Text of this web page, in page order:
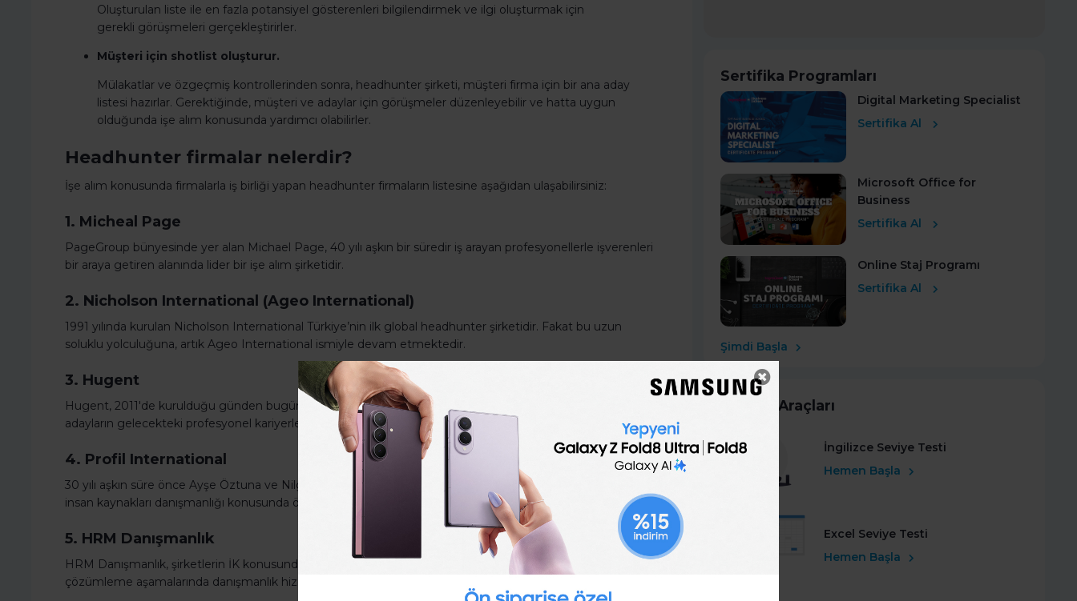
Oluşturulan liste ile en fazla potansiyel gösterenleri bilgilendirmek ve ilgi oluşturmak için
gerekli görüşmeleri gerçekleştirirler.
Müşteri için shotlist oluşturur.
Mülakatlar ve özgeçmiş kontrollerinden sonra, headhunter şirketi, müşteri firma için bir ana aday
listesi hazırlar. Gerektiğinde, müşteri ve adaylar için görüşmeler düzenleyebilir ve hatta uygun
olduğunda işe alım konusunda yardımcı olabilirler.
Headhunter firmalar nelerdir?
İşe alım konusunda firmalarla iş birliği yapan headhunter firmaların listesine aşağıdan ulaşabilirsiniz:
1. Micheal Page
PageGroup bünyesinde yer alan Michael Page, 40 yılı aşkın bir süredir iş arayan profesyonellerle işverenleri
bir araya getiren alanında lider bir işe alım şirketidir.
2. Nicholson International (Ageo International)
1991 yılında kurulan Nicholson International Türkiye’nin ilk global headhunter şirketidir. Fakat bu uzun
soluklu yolculuğuna, artık Ageo International ismiyle devam etmektedir.
3. Hugent
Hugent, 2011'de kurulduğu günden bugüne müşterileri, müşterilerinin çalışanlarının ve
adayların gelecekteki profesyonel kariyerleri üzerinde pozitif etki yaratmaktadır.
4. Profil International
30 yılı aşkın süre önce Ayşe Öztuna ve Nilgün Aygen tarafından kurulan Profil International, yıllar içinde
insan kaynakları danışmanlığı konusunda öcü konuma gelmiştir.
5. HRM Danışmanlık
HRM Danışmanlık, şirketlerin İK konusunda karşılaştıkları veya karşılaşabilecekleri problemleri saptama ve
çözümleme aşamalarında danışmanlık hizmetleri vermektedir.
Sertifika Programları
Digital Marketing Specialist
Sertifika Al
Microsoft Office for
Business
Sertifika Al
Online Staj Programı
Sertifika Al
Şimdi Başla
Kariyer Araçları
İngilizce Seviye Testi
Hemen Başla
Excel Seviye Testi
Hemen Başla